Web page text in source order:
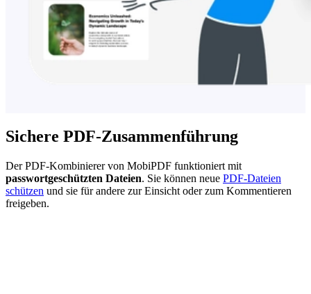
Sichere PDF-Zusammenführung
Der PDF-Kombinierer von MobiPDF funktioniert mit
passwortgeschützten Dateien. Sie können neue PDF-Dateien
schützen und sie für andere zur Einsicht oder zum Kommentieren
freigeben.